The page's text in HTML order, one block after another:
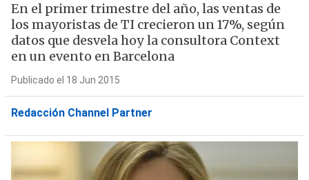
En el primer trimestre del año, las ventas de
los mayoristas de TI crecieron un 17%, según
datos que desvela hoy la consultora Context
en un evento en Barcelona
Publicado el 18 Jun 2015
Redacción Channel Partner